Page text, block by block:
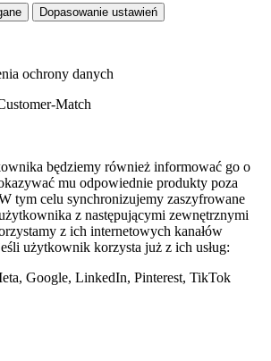
Dopasowanie ustawień
ochrony danych
Match
będziemy również informować go o
mu odpowiednie produkty poza
tym celu synchronizujemy zaszyfrowane
z następującymi zewnętrznymi
z ich internetowych kanałów
użytkownik korzysta już z ich usług:
Google, LinkedIn, Pinterest, TikTok